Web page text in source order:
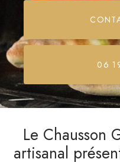
06
Le Chausson
artisanal